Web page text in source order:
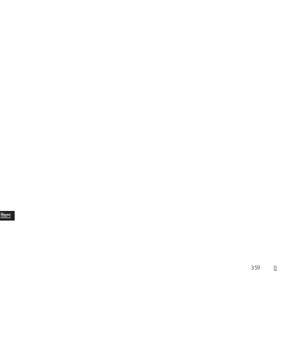
शिक्षण
0
359